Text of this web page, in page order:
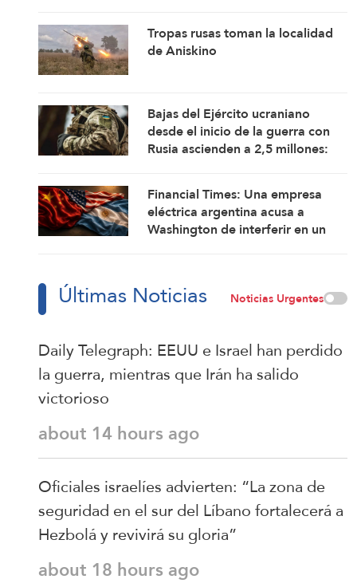
asedio por asedio y escalada por
escalada
Tropas rusas toman la localidad
de Aniskino
Bajas del Ejército ucraniano
desde el inicio de la guerra con
Rusia ascienden a 2,5 millones:
Financial Times: Una empresa
eléctrica argentina acusa a
Washington de interferir en un
Últimas Noticias Noticias Urgentes
Daily Telegraph: EEUU e Israel han perdido
la guerra, mientras que Irán ha salido
victorioso
about 14 hours ago
Oficiales israelíes advierten: “La zona de
seguridad en el sur del Líbano fortalecerá a
Hezbolá y revivirá su gloria”
about 18 hours ago